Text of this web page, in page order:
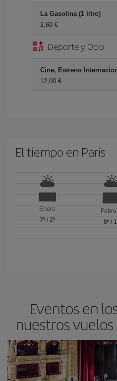
La Gasolina (1 litro)
2,60 €
Deporte y Ocio
Cine, Estreno
12,00 €
El tiempo en París
Enero
7º/ 2º
8º/
Eventos en
nuestros